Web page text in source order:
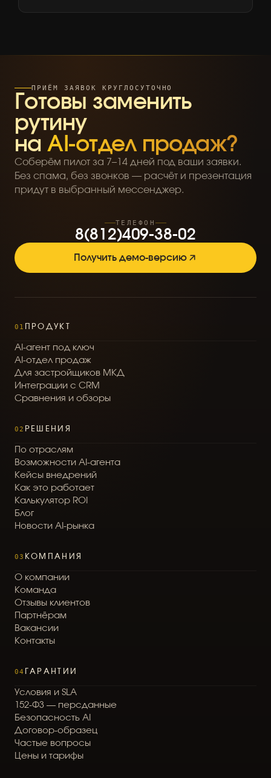
ПРИЁМ ЗАЯВОК КРУГЛОСУТОЧНО
Готовы заменить
рутину
на AI-отдел продаж?
Соберём пилот за 7–14 дней под ваши заявки.
Без спама, без звонков — расчёт и презентация
придут в выбранный мессенджер.
ТЕЛЕФОН
8(81 2)409-38-02
Получить демо-версию
01 ПРОДУКТ
A -агент под ключ
A -отдел продаж
Для застройщ иков М КД
И нтеграции с CRM
Сравнения и обзоры
02 РЕШЕНИЯ
По отраслям
Возможности A -агента
Кейсы внедрений
Как это работает
Калькулятор RO
Блог
Новости A -рынка
03 КОМПАНИЯ
О компании
Команда
Отзывы клиентов
Партнёрам
Вакансии
Контакты
04 ГАРАНТИИ
Условия и S A
1 52-ФЗ — персданные
Безопасность A
Договор-образец
Частые вопросы
ены и тарифы